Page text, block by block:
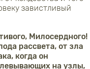
завистливый
Милосердного!
рассвета, от зла
когда он
на узлы,